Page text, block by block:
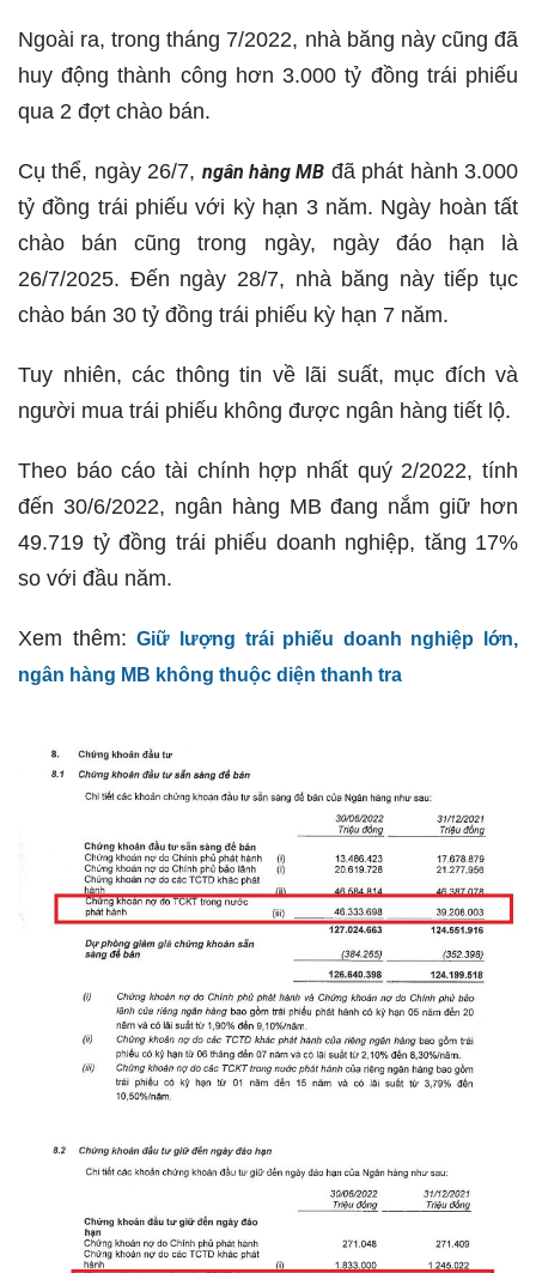
Ngoài ra, trong tháng 7/2022, nhà băng này cũng đã
huy động thành công hơn 3.000 tỷ đồng trái phiếu
qua 2 đợt chào bán.
Cụ thể, ngày 26/7, ngân hàng MB đã phát hành 3.000
tỷ đồng trái phiếu với kỳ hạn 3 năm. Ngày hoàn tất
chào bán cũng trong ngày, ngày đáo hạn là
26/7/2025. Đến ngày 28/7, nhà băng này tiếp tục
chào bán 30 tỷ đồng trái phiếu kỳ hạn 7 năm.
Tuy nhiên, các thông tin về lãi suất, mục đích và
người mua trái phiếu không được ngân hàng tiết lộ.
Theo báo cáo tài chính hợp nhất quý 2/2022, tính
đến 30/6/2022, ngân hàng MB đang nắm giữ hơn
49.719 tỷ đồng trái phiếu doanh nghiệp, tăng 17%
so với đầu năm.
Xem thêm:Giữ lượng trái phiếu doanh nghiệp lớn,
ngân hàng MB không thuộc diện thanh tra